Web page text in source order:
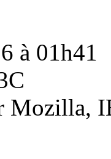
à 01h41
Mozilla,